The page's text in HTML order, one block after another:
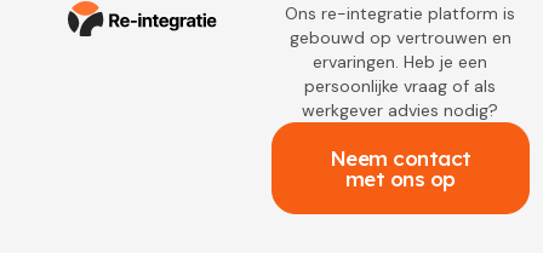
Ons re-integratie platform is
gebouwd op vertrouwen en
ervaringen. Heb je een
persoonlijke vraag of als
werkgever advies nodig?
Neem contact
met ons op